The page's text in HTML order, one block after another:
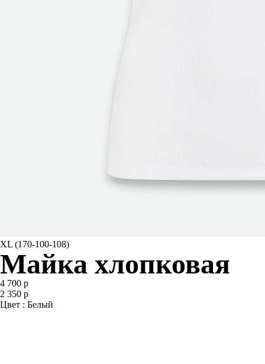
XL (170-100-108)
Майка хлопковая
4 700 р
2 350 р
Цвет : Белый